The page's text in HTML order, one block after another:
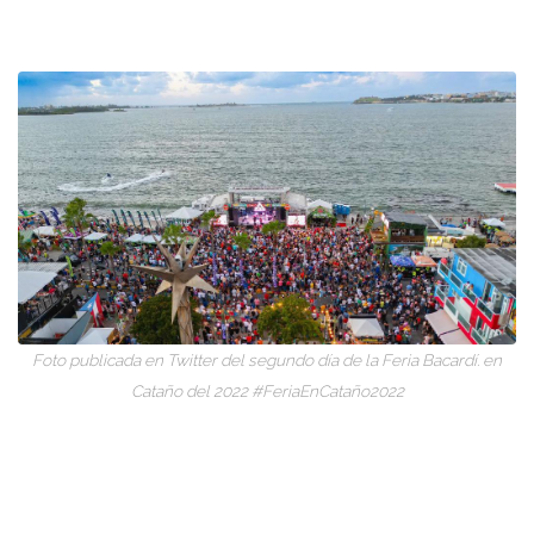
Foto publicada en Twitter del segundo día de la Feria Bacardí. en
Cataño del 2022 #FeriaEnCataño2022